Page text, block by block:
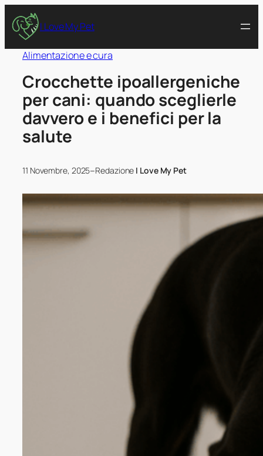
I Love My Pet
Alimentazione e cura
Crocchette ipoallergeniche
per cani: quando sceglierle
davvero e i benefici per la
salute
11 Novembre, 2025–Redazione I Love My Pet